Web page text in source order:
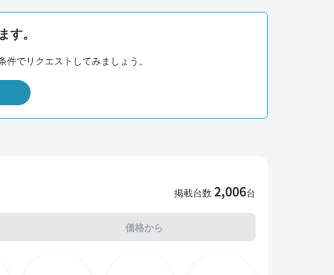
。
件でリクエストしてみましょう。
掲載台数2,006台
価格から